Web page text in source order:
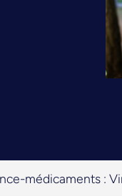
médicaments :